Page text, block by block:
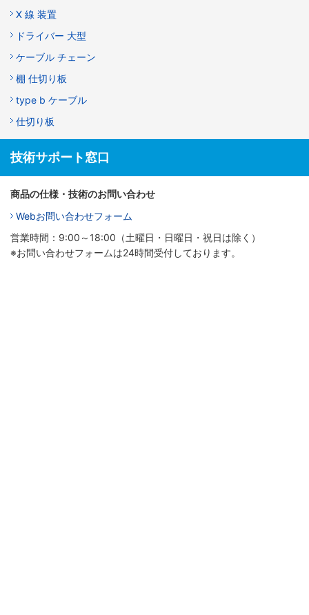
X 線 装置
ドライバー 大型
ケーブル チェーン
棚 仕切り板
type b ケーブル
仕切り板
技術サポート窓口
商品の仕様・技術のお問い合わせ
Webお問い合わせフォーム
営業時間：9:00～18:00（土曜日・日曜日・祝日は除く）
※お問い合わせフォームは24時間受付しております。